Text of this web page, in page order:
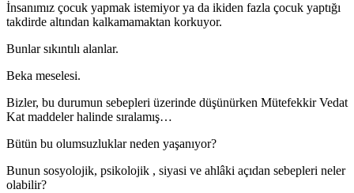
İnsanımız çocuk yapmak istemiyor ya da ikiden fazla çocuk yaptığı
takdirde altından kalkamamaktan korkuyor.
Bunlar sıkıntılı alanlar.
Beka meselesi.
Bizler, bu durumun sebepleri üzerinde düşünürken Mütefekkir Vedat
Kat maddeler halinde sıralamış…
Bütün bu olumsuzluklar neden yaşanıyor?
Bunun sosyolojik, psikolojik , siyasi ve ahlâki açıdan sebepleri neler
olabilir?